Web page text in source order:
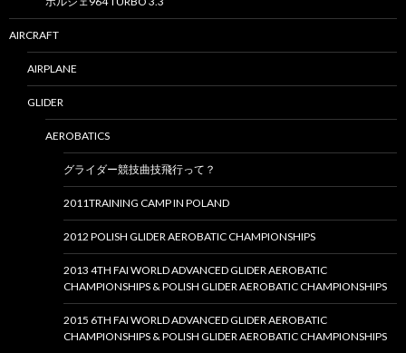
AIRCRAFT
AIRPLANE
GLIDER
AEROBATICS
グライダー競技曲技飛行って？
2011TRAINING CAMP IN POLAND
2012 POLISH GLIDER AEROBATIC CHAMPIONSHIPS
2013 4TH FAI WORLD ADVANCED GLIDER AEROBATIC
CHAMPIONSHIPS & POLISH GLIDER AEROBATIC CHAMPIONSHIPS
2015 6TH FAI WORLD ADVANCED GLIDER AEROBATIC
CHAMPIONSHIPS & POLISH GLIDER AEROBATIC CHAMPIONSHIPS